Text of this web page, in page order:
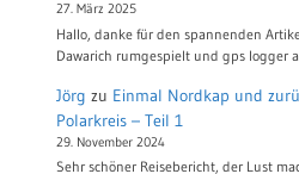
27. März 2025
Hallo, danke für den spannenden
Dawarich rumgespielt und gps logger
Jörg zu Einmal Nordkap und
Polarkreis – Teil 1
29. November 2024
Sehr schöner Reisebericht, der Lust